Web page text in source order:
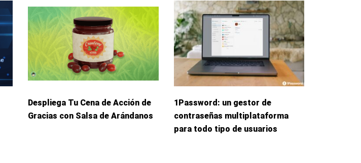
Despliega Tu Cena de Acción de
Gracias con Salsa de Arándanos
1Password: un gestor de
contraseñas multiplataforma
para todo tipo de usuarios